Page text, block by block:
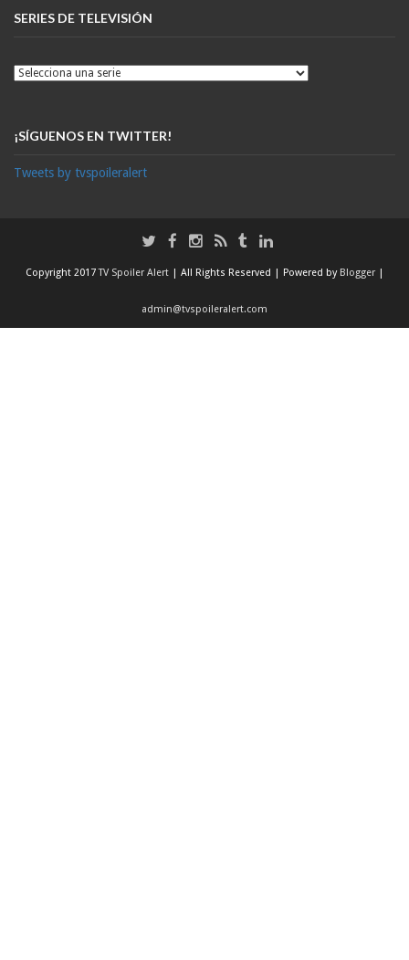
SERIES DE TELEVISIÓN
¡SÍGUENOS EN TWITTER!
Tweets by tvspoileralert
Copyright 2017TV Spoiler Alert | All Rights Reserved | Powered by Blogger |
admin@tvspoileralert.com